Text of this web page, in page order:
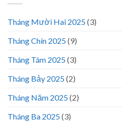
Tháng Mười Hai 2025(3)
Tháng Chín 2025(9)
Tháng Tám 2025(3)
Tháng Bảy 2025(2)
Tháng Năm 2025(2)
Tháng Ba 2025(3)